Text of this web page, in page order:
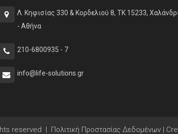
Λ. Κηφισίας 330 & Κορδελιού 8, ΤΚ 15233,
- Αθήνα
210-6800935 - 7
info@life-solutions.gr
reserved | Πολιτική Προστασίας Δεδομένων |